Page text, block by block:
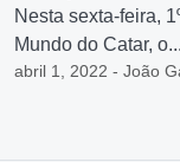
Nesta sexta-feira,
Mundo do Catar, o...
abril 1, 2022 - João